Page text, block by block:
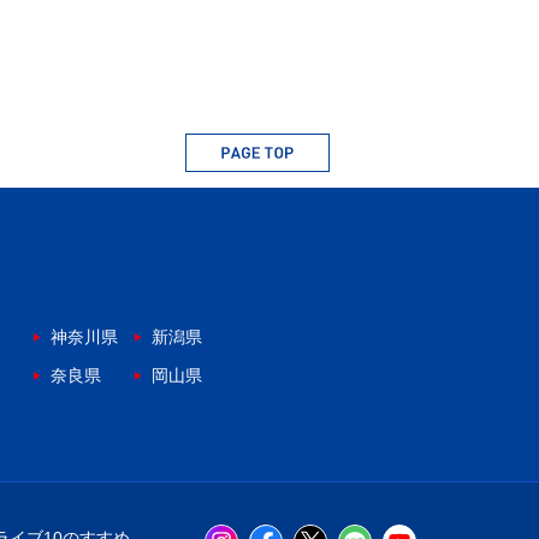
神奈川県
新潟県
奈良県
岡山県